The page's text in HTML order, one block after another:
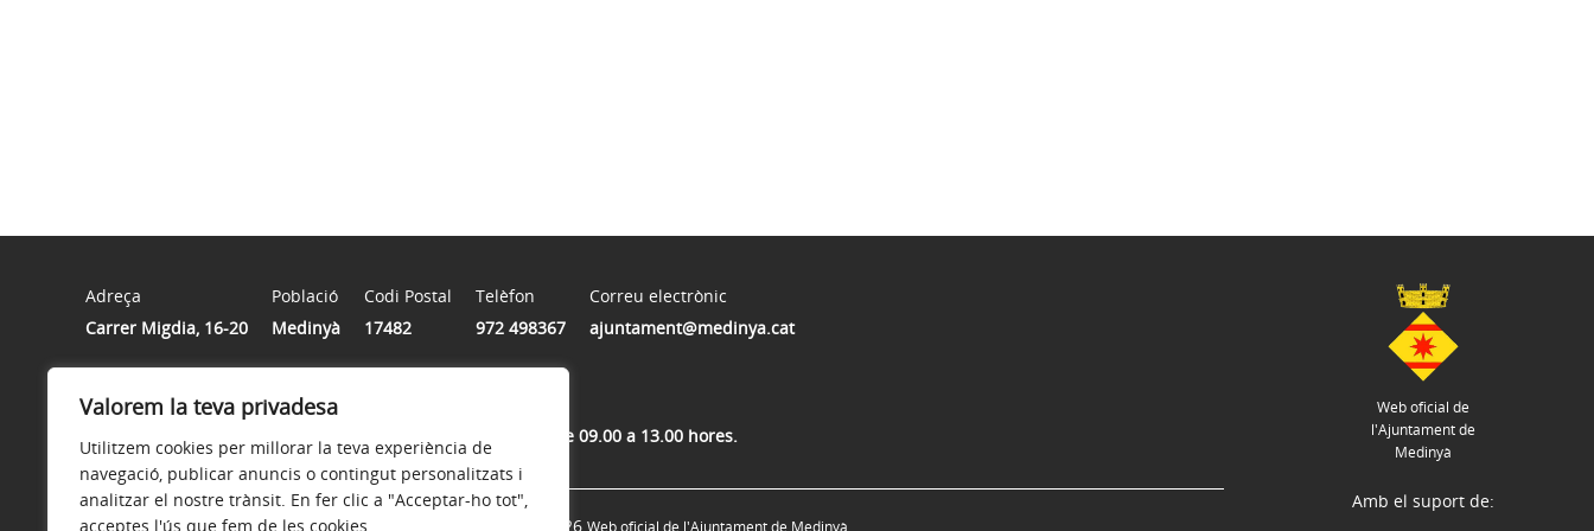
Valorem la teva privadesa
Utilitzem cookies per millorar la teva experiència de
navegació, publicar anuncis o contingut personalitzats i
analitzar el nostre trànsit. En fer clic a "Acceptar-ho tot",
acceptes l'ús que fem de les cookies.
Adreça
Carrer Migdia, 16-20
Població
Medinyà
Codi Postal
17482
Telèfon
972 498367
Correu electrònic
ajuntament@medinya.cat
Horari
Matins: dilluns a dijous de 09.00 a 14.00 hores i divendres de 09.00 a 13.00 hores.
Web oficial de
l'Ajuntament de
Medinyà
Avís legal Política de privacitat © 2026
Amb el suport de: